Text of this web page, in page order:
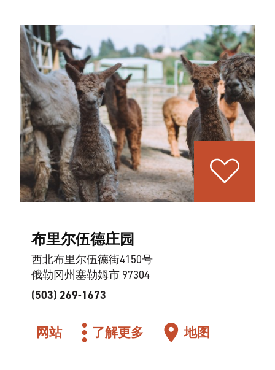
布里尔伍德庄园
西北布里尔伍德街4150号
俄勒冈州塞勒姆市 97304
(503) 269-1673
网站 了解更多 地图